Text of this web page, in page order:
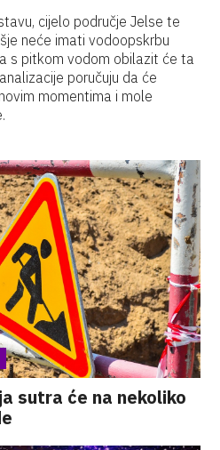
cijelo područje Jelse te
neće imati vodoopskrbu
s pitkom vodom obilazit će ta
poručuju da će
momentima i mole
sutra će na nekoliko